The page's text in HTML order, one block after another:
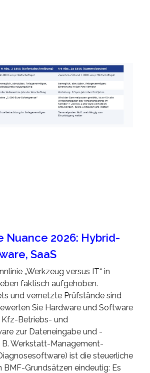
Nuance 2026: Hybrid-
SaaS
„Werkzeug versus IT“ in
faktisch aufgehoben.
und vernetzte Prüfstände sind
Sie Hardware und Software
Kfz-Betriebs- und
zur Dateneingabe und -
B. Werkstatt-Management-
ist die steuerliche
BMF-Grundsätzen eindeutig: Es